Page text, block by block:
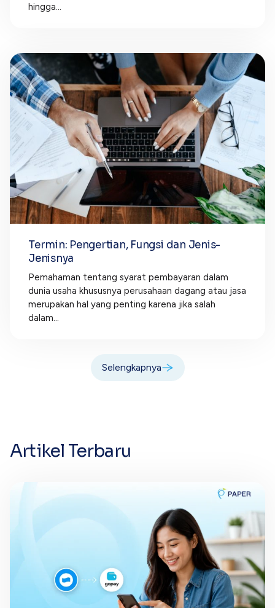
hingga...
Termin: Pengertian, Fungsi dan Jenis-
Jenisnya
Pemahaman tentang syarat pembayaran dalam
dunia usaha khususnya perusahaan dagang atau jasa
merupakan hal yang penting karena jika salah
dalam...
Selengkapnya
Artikel Terbaru